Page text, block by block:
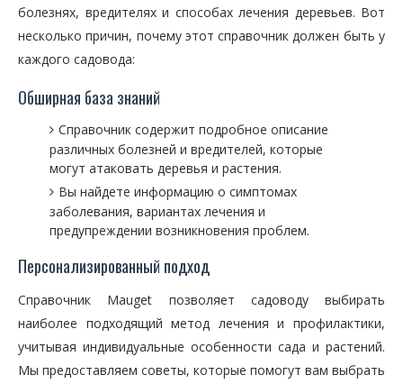
болезнях, вредителях и способах лечения деревьев. Вот
несколько причин, почему этот справочник должен быть у
каждого садовода:
Обширная база знаний
Справочник содержит подробное описание
различных болезней и вредителей, которые
могут атаковать деревья и растения.
Вы найдете информацию о симптомах
заболевания, вариантах лечения и
предупреждении возникновения проблем.
Персонализированный подход
Справочник Mauget позволяет садоводу выбирать
наиболее подходящий метод лечения и профилактики,
учитывая индивидуальные особенности сада и растений.
Мы предоставляем советы, которые помогут вам выбрать